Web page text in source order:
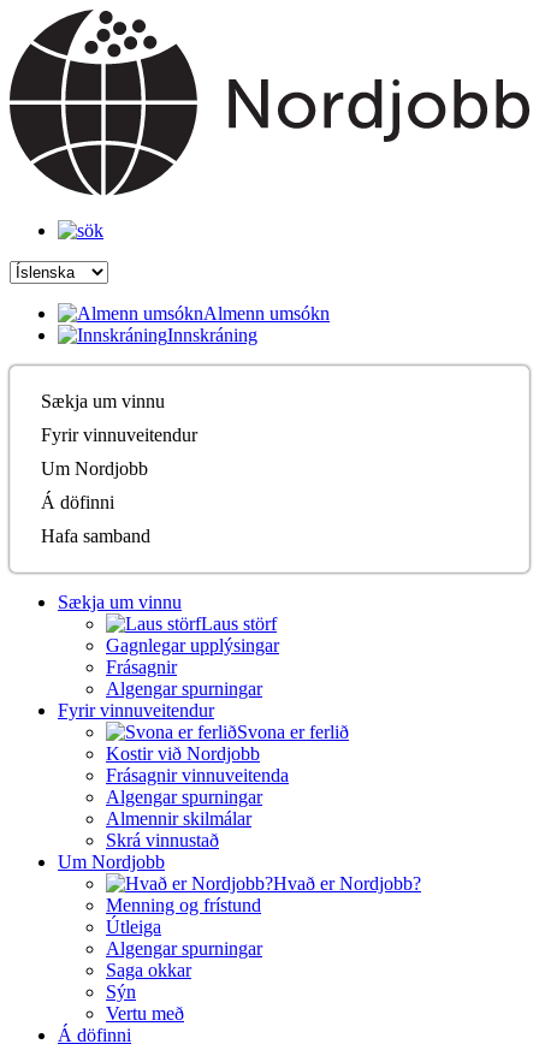
Almenn umsókn
Innskráning
Sækja um vinnu
Fyrir vinnuveitendur
Um Nordjobb
Á döfinni
Hafa samband
Sækja um vinnu
Laus störf
Gagnlegar upplýsingar
Frásagnir
Algengar spurningar
Fyrir vinnuveitendur
Svona er ferlið
Kostir við Nordjobb
Frásagnir vinnuveitenda
Algengar spurningar
Almennir skilmálar
Skrá vinnustað
Um Nordjobb
Hvað er Nordjobb?
Menning og frístund
Útleiga
Algengar spurningar
Saga okkar
Sýn
Vertu með
Á döfinni